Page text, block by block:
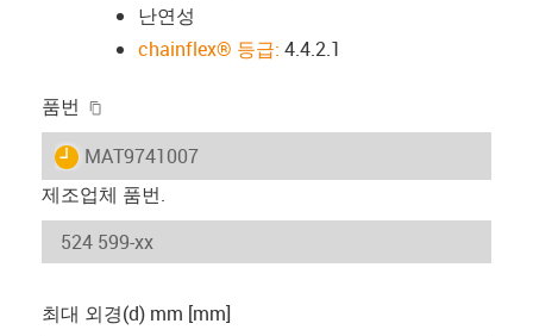
난연성
chainflex® 등급: 4.4.2.1
품번
igus-icon-lieferzeit
MAT9741007
제조업체 품번.
최대 외경(d) mm [mm]